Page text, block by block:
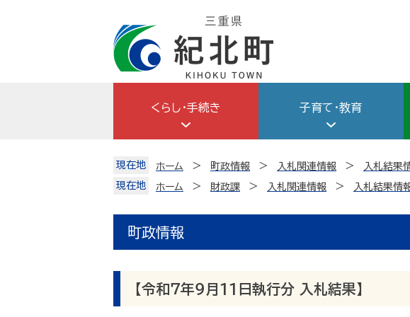
くらし・手続き 子育て・教育
現在地 ホーム 町政情報 入札関連情報 入札結果
現在地
ホーム 財政課 入札関連情報 入札結果情
町政情報
【令和７年９月11日執行分 入札結果】